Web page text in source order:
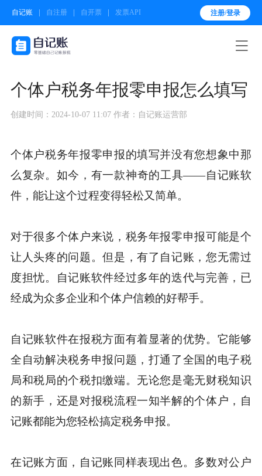
自记账 自注册 自开票 发票API 注册/登录

个体户税务年报零申报怎么填写
创建时间：2024-10-07 11:07 作者：自记账运营部
个体户税务年报零申报的填写并没有您想象中那
么复杂。如今，有一款神奇的工具——自记账软
件，能让这个过程变得轻松又简单。
对于很多个体户来说，税务年报零申报可能是个
让人头疼的问题。但是，有了自记账，您无需过
度担忧。自记账软件经过多年的迭代与完善，已
经成为众多企业和个体户信赖的好帮手。
自记账软件在报税方面有着显著的优势。它能够
全自动解决税务申报问题，打通了全国的电子税
局和税局的个税扣缴端。无论您是毫无财税知识
的新手，还是对报税流程一知半解的个体户，自
记账都能为您轻松搞定税务申报。
在记账方面，自记账同样表现出色。多数对公户